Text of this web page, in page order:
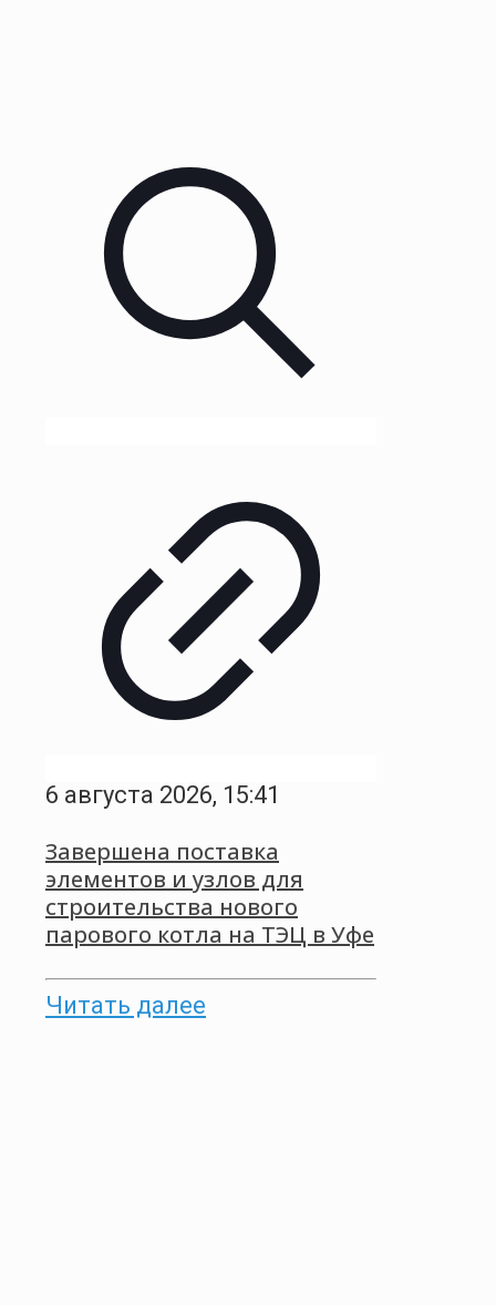
6 августа 2026, 15:41
Завершена поставка
элементов и узлов для
строительства нового
парового котла на ТЭЦ в Уфе
Читать далее